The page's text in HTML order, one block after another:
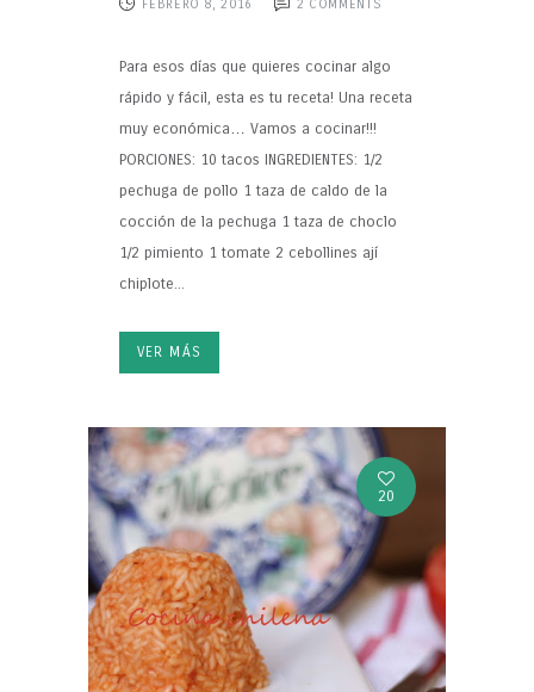
FEBRERO 8, 2016 2 COMMENTS
Para esos días que quieres cocinar algo
rápido y fácil, esta es tu receta! Una receta
muy económica… Vamos a cocinar!!!
PORCIONES: 10 tacos INGREDIENTES: 1/2
pechuga de pollo 1 taza de caldo de la
cocción de la pechuga 1 taza de choclo
1/2 pimiento 1 tomate 2 cebollines ají
chiplote...
VER MÁS
20